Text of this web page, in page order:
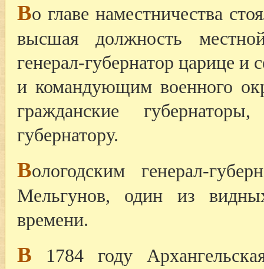
Во главе наместничества
высшая должность
генерал-губернатор царице и
и командующим военного
гражданские
губернатору.
Вологодским генерал-
Мельгунов, один из
времени.
В 1784 году